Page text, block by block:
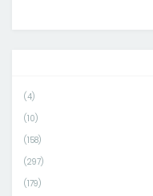
(4)
(10)
(158)
(297)
(179)